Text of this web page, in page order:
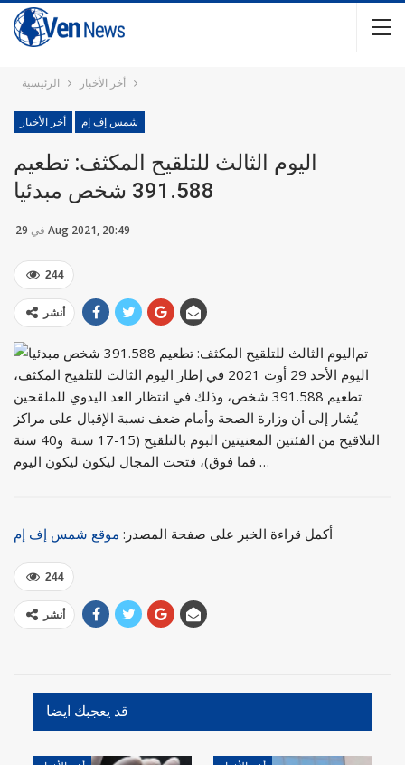
الرئيسية أخر الأخبار
أخر الأخبار شمس إف إم
اليوم الثالث للتلقيح المكثف: تطعيم
391.588 شخص مبدئيا
في 29 Aug 2021, 20:49
244
أنشر
تم
اليوم الأحد 29 أوت 2021 في إطار اليوم الثالث للتلقيح المكثف،
تطعيم 391.588 شخص، وذلك في انتظار العد اليدوي للملقحين.
يُشار إلى أن وزارة الصحة وأمام ضعف نسبة الإقبال على مراكز
التلاقيح من الفئتين المعنيتين البوم بالتلقيح (15-17 سنة و40 سنة
فما فوق)، فتحت المجال ليكون ليكون اليوم …
أكمل قراءة الخبر على صفحة المصدر: موقع شمس إف إم
244
أنشر
قد يعجبك ايضا